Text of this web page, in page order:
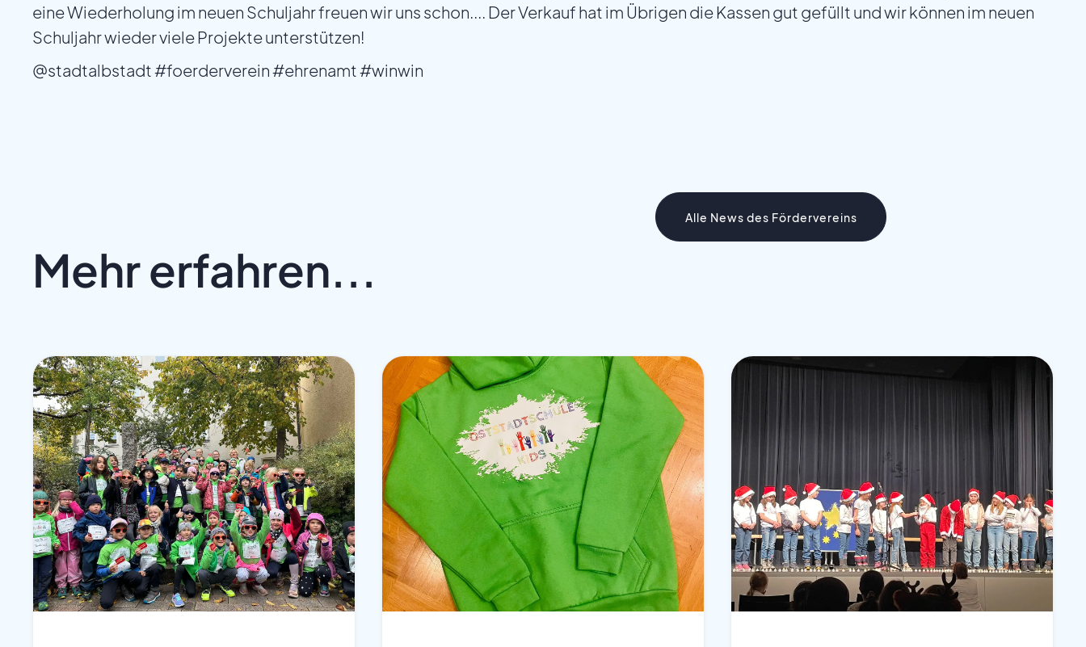
eine Wiederholung im neuen Schuljahr freuen wir uns schon.... Der Verkauf hat im Übrigen die Kassen gut gefüllt und wir können im neuen
Schuljahr wieder viele Projekte unterstützen!
@stadtalbstadt#foerderverein#ehrenamt#winwin
Mehr erfahren...
Alle News des Fördervereins